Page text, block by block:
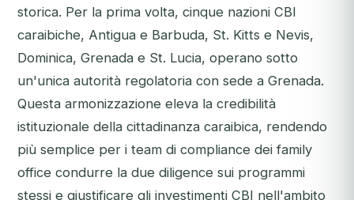
storica. Per la prima volta, cinque nazioni CBI
caraibiche, Antigua e Barbuda, St. Kitts e Nevis,
Dominica, Grenada e St. Lucia, operano sotto
un'unica autorità regolatoria con sede a Grenada.
Questa armonizzazione eleva la credibilità
istituzionale della cittadinanza caraibica, rendendo
più semplice per i team di compliance dei family
office condurre la due diligence sui programmi
stessi e giustificare gli investimenti CBI nell'ambito